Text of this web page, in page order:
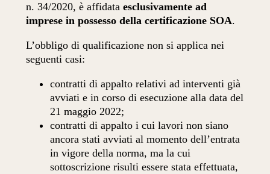
n. 34/2020, è affidataesclusivamente ad
imprese in possesso della certificazione SOA.
L’obbligo di qualificazione non si applica nei
seguenti casi:
contratti di appalto relativi ad interventi già
avviati e in corso di esecuzione alla data del
21 maggio 2022;
contratti di appalto i cui lavori non siano
ancora stati avviati al momento dell’entrata
in vigore della norma, ma la cui
sottoscrizione risulti essere stata effettuata,